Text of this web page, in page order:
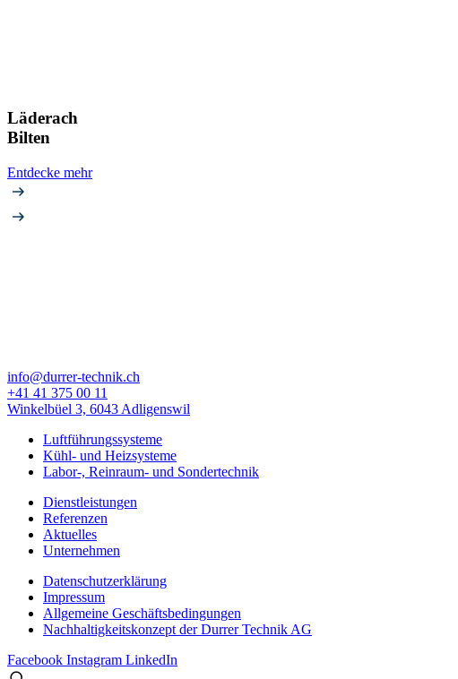
Läderach
Bilten
Entdecke mehr
info@durrer-technik.ch
+41 41 375 00 11
Winkelbüel 3, 6043 Adligenswil
Luftführungssysteme
Kühl- und Heizsysteme
Labor-, Reinraum- und Sondertechnik
Dienstleistungen
Referenzen
Aktuelles
Unternehmen
Datenschutzerklärung
Impressum
Allgemeine Geschäfts­bedingungen
Nachhaltigkeitskonzept der Durrer Technik AG
Facebook Instagram LinkedIn